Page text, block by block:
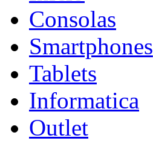
Consolas
Smartphones
Tablets
Informatica
Outlet